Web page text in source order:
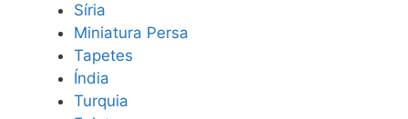
Síria
Miniatura Persa
Tapetes
Índia
Turquia